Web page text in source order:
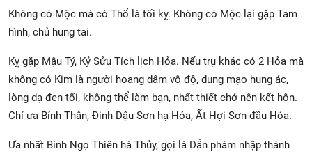
Không có Mộc mà có Thổ là tối kỵ. Không có Mộc lại gặp Tam
hình, chủ hung tai.
Kỵ gặp Mậu Tý, Kỷ Sửu Tích lịch Hỏa. Nếu trụ khác có 2 Hỏa mà
không có Kim là người hoang dâm vô độ, dung mạo hung ác,
lòng dạ đen tối, không thể làm bạn, nhất thiết chớ nên kết hôn.
Chỉ ưa Bính Thân, Đinh Dậu Sơn hạ Hỏa, Ất Hợi Sơn đầu Hỏa.
Ưa nhất Bính Ngọ Thiên hà Thủy, gọi là Dẫn phàm nhập thánh